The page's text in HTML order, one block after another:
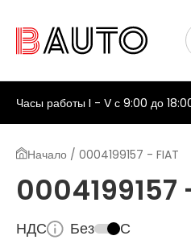
Часы работы I - V с 9:00 до
Начало / 0004199157 - FIAT
0004199157
НДС Без С